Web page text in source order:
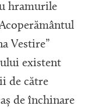
hramurile
Vestire”
existent
de către
de închinare